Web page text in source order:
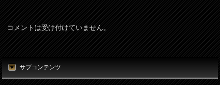
コメントは受け付けていません。
サブコンテンツ